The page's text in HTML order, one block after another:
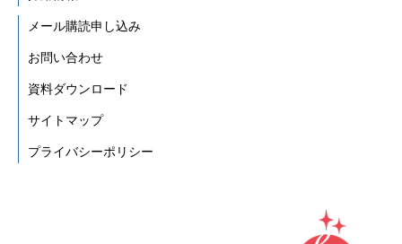
メール購読申し込み
お問い合わせ
資料ダウンロード
サイトマップ
プライバシーポリシー